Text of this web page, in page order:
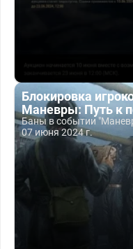
Блокировка
Маневры: Путь к
Баны в событии
07 июня 2024 г.